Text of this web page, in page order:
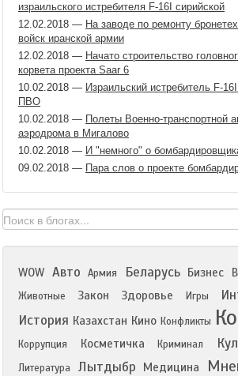
израильского истребителя F-16I сирийской
12.02.2018 — На заводе по ремонту
войск иранской армии
12.02.2018 — Начато строительство
корвета проекта Saar 6
10.02.2018 — Израильский истребитель F-
ПВО
10.02.2018 — Полеты Военно-транспортной
аэродрома в Мигалово
10.02.2018 — И "немного" о
09.02.2018 — Пара слов о проекте
WOW Авто Армия Беларусь Бизнес
Животные
Закон Здоровье Игры
История Казахстан Кино Конфликты
Коррупция Косметичка Криминал
Литература Лытдыбр Медицина